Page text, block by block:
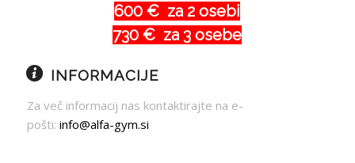
600 € za 2 osebi
730 € za 3 osebe
INFORMACIJE
Za več informacij nas kontaktirajte na e-
pošti: info@alfa-gym.si